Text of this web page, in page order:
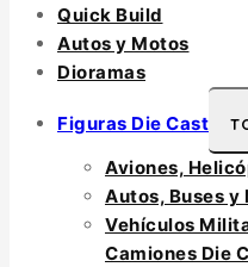
Quick Build
Autos y Motos
Dioramas
Figuras Die Cast
Aviones,
Autos, Buses y
Vehículos
Camiones Die